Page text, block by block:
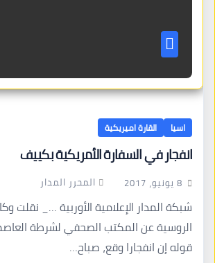
اسيا القارة اميريكية
انفجار في السفارة الأمريكية بكييف
8 يونيو، 2017 المحرر المدار
شبكة المدار الإعلامية الأوربية …_ نقلت
الروسية عن المكتب الصحفي لشرطة
قوله إن انفجارا وقع، صباح…